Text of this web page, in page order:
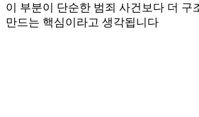
이 부분이 단순한 범죄 사건보다 더 구
만드는 핵심이라고 생각됩니다